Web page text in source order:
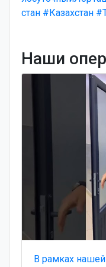
стан #Казахстан
Наши
В рамках